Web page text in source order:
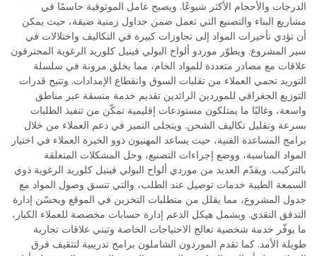
الدرجات والأحجام الأكثر شيوعًا. ويصبح عامل الموثوقية حاسمًا في
مشاريع البناء والتصنيع التي تعمل ضمن جداول زمنية ضيقة، حيث يمكن
أن تؤدي تأخيرات المواد إلى تجاوزات كبيرة في التكاليف واختلالات في
سير المشروع. ويطوّر موردو ألواح البولي فينيل كلوريد الرغوية المحترفون
علاقات مع مصادر متعددة للمواد الخام، مما يخلق مرونة في سلسلة
التوريد تحمي العملاء من تقلبات السوق وانقطاع الإمدادات. وتتيح قدرات
التوزيع الجغرافي للموردين الرائدين تقديم خدمة متسقة عبر مناطق
واسعة، وغالبًا ما يمتلكون مستودعات إقليمية تمكّن من تنفيذ الطلبات
بسرعة وتقليل تكاليف الشحن. ويتجلى التميز في دعم العملاء من خلال
برامج المساعدة الفنية، حيث يساعد المهنيون ذوو الخبرة العملاء في اختيار
المواد المناسبة، ووضع إجراءات التصنيع، وحل المشكلات المتعلقة
بالتركيب. ويقدّم العديد من موردي ألواح البولي فينيل كلوريد الرغوية ذوي
السمعة الطيبة خدمات توصيل عند الطلب، والتي تنسق وصول المواد مع
جدول المشروع، مما يقلل من متطلبات التخزين في الموقع ويحسّن إدارة
التدفق النقدي. ويشمل هيكل الدعم إدارة حسابات مخصصة للعملاء الكبار،
ما يوفّر خدمة شخصية تعالج الاحتياجات الخاصة وتبني علاقات تجارية
طويلة الأمد. كما تقدم الموردون الشاملون برامج تدريبية لتثقيف فرق